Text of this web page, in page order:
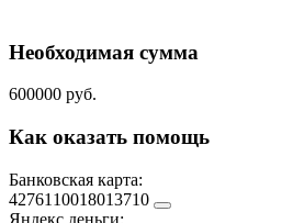
Необходимая сумма
600000 руб.
Как оказать помощь
Банковская карта:
4276110018013710
Яндекс деньги: